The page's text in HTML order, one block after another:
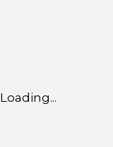
Loading...